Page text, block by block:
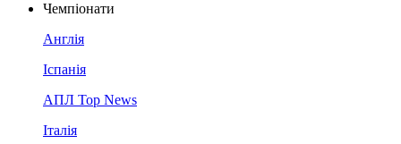
Чемпіонати
Англія
Іспанія
АПЛ Top News
Італія